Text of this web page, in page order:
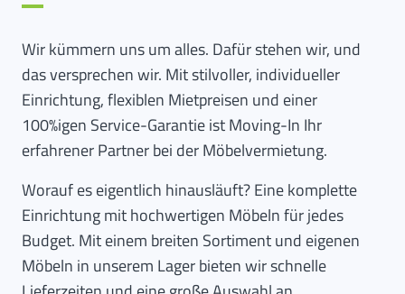
Wir kümmern uns um alles. Dafür stehen wir, und
das versprechen wir. Mit stilvoller, individueller
Einrichtung, flexiblen Mietpreisen und einer
100%igen Service-Garantie ist Moving-In Ihr
erfahrener Partner bei der Möbelvermietung.
Worauf es eigentlich hinausläuft? Eine komplette
Einrichtung mit hochwertigen Möbeln für jedes
Budget. Mit einem breiten Sortiment und eigenen
Möbeln in unserem Lager bieten wir schnelle